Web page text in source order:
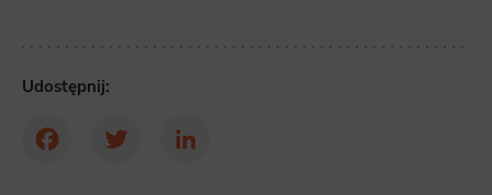
Udostępnij:
FacebookTwitter LinkedIn